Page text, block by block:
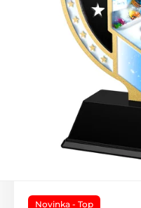
Novinka - Top